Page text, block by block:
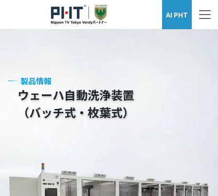
AI PHT
製品情報
ウェーハ自動洗浄装置
（バッチ式・枚葉式）
ウェーハ洗浄装置シリーズ